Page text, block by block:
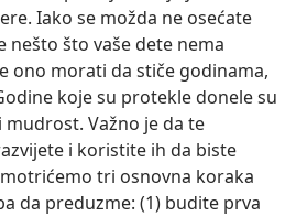
Iako se možda ne osećate
nešto što vaše dete nema
ono morati da stiče godinama,
koje su protekle donele su
Važno je da te
i koristite ih da biste
tri osnovna koraka
da preduzme: (1) budite prva